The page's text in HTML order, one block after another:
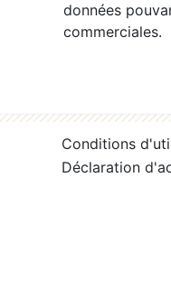
données
commerciales.
Conditions
Déclaration